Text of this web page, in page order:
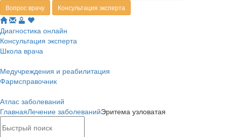
Вопрос врачу Консультация эксперта
Диагностика онлайн
Консультация эксперта
Школа врача
Медучреждения и реабилитация
Фармсправочник
Атлас заболеваний
ГлавнаяЛечение заболеванийЭритема узловатая